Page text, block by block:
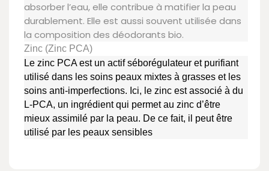
absorber l’eau, elle contribue à matifier la peau
durablement. Elle est aussi souvent utilisée dans
la composition des déodorants bio.
Zinc (Zinc PCA)
Le zinc PCA est un actif séborégulateur et purifiant
utilisé dans les soins peaux mixtes à grasses et les
soins anti-imperfections. Ici, le zinc est associé à du
L-PCA, un ingrédient qui permet au zinc d’être
mieux assimilé par la peau. De ce fait, il peut être
utilisé par les peaux sensibles